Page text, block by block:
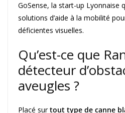
GoSense, la start-up Lyonnaise
solutions d’aide à la mobilité
déficientes visuelles.
Qu’est-ce que
détecteur
aveugles ?
Placé surtout type de canne